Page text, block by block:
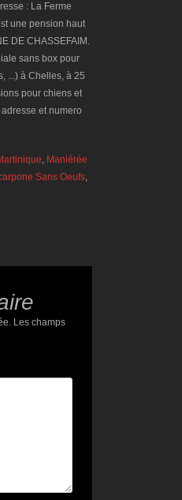
: La Ferme
une pension haut
DE CHASSEFAIM.
sans box pour
...) à Chelles, à 25
pour chiens et
et numero
, Maniérée
Sans Oeufs,
Les champs